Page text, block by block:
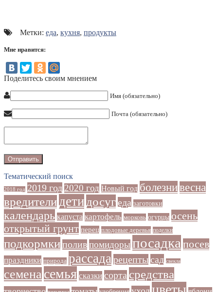
Метки: еда, кухня, продукты
Мне нравится:
Поделитесь своим мнением
Имя (обязательно)
Почта (обязательно)
Тематический поиск
2018 год 2019 год 2020 год Новый год болезнивесна
вредители дети досугеда заготовки
календарь капуста картофель морковь огурцы осень
открытый грунт перец плодовые деревья поделки
подкормкиполивпомидоры посадка посев
праздники природа рассада рецептысад свекла
семена семья сказки сорта средства